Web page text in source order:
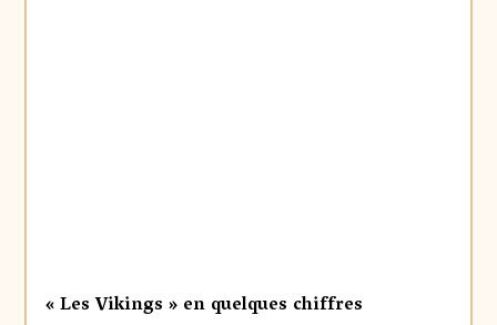
« Les Vikings » en quelques chiffres